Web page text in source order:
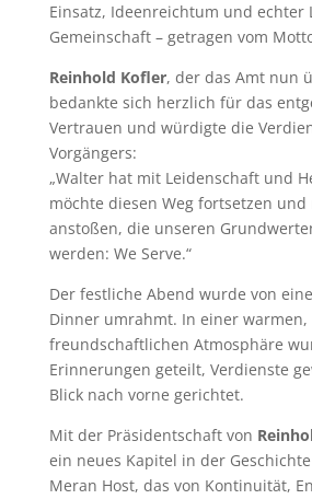
Einsatz, Ideenreichtum und echter
Gemeinschaft – getragen vom
Reinhold Kofler, der das Amt nun
bedankte sich herzlich für das
Vertrauen und würdigte die
Vorgängers:
„Walter hat mit Leidenschaft und
möchte diesen Weg fortsetzen und
anstoßen, die unseren
werden: We Serve.“
Der festliche Abend wurde von
Dinner umrahmt. In einer warmen,
freundschaftlichen Atmosphäre
Erinnerungen geteilt, Verdienste
Blick nach vorne gerichtet.
Mit der Präsidentschaft von
ein neues Kapitel in der
Meran Host, das von Kontinuität,